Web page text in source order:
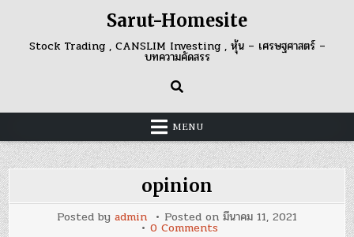
content
Sarut-Homesite
Stock Trading , CANSLIM Investing , หุ้น – เศรษฐศาสตร์ –
บทความคัดสรร
MENU
opinion
Posted by admin Posted on มีนาคม 11, 2021
0 Commentson